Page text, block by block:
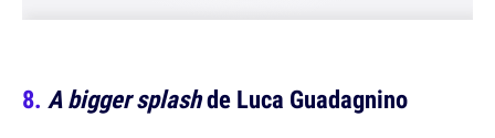
A bigger splashde Luca Guadagnino